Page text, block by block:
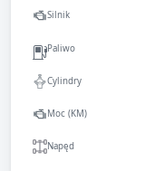
Silnik
Paliwo
Cylindry
Moc (KM)
Napęd